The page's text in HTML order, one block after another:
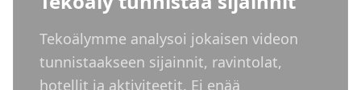
Tekoälymme analysoi jokaisen videon
tunnistaakseen sijainnit, ravintolat,
hotellit ja aktiviteetit. Ei enää